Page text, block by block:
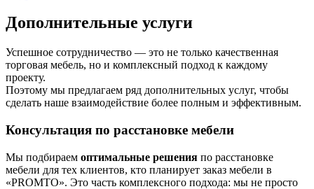
Дополнительные услуги
Успешное сотрудничество — это не только качественная
торговая мебель, но и комплексный подход к каждому
проекту.
Поэтому мы предлагаем ряд дополнительных услуг, чтобы
сделать наше взаимодействие более полным и эффективным.
Консультация по расстановке мебели
Мы подбираем оптимальные решения по расстановке
мебели для тех клиентов, кто планирует заказ мебели в
«PROMTO». Это часть комплексного подхода: мы не просто